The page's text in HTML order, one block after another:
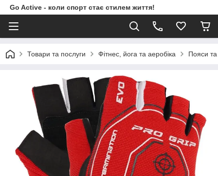
Go Active - коли спорт стає стилем життя!
Товари та послуги Фітнес, йога та аеробіка Пояси та